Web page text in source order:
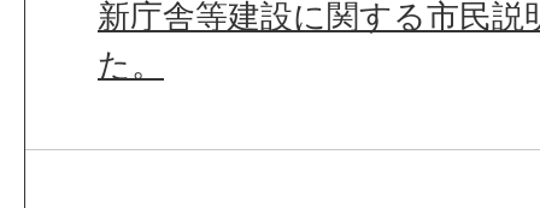
新庁舎等建設に関する市民説
た。